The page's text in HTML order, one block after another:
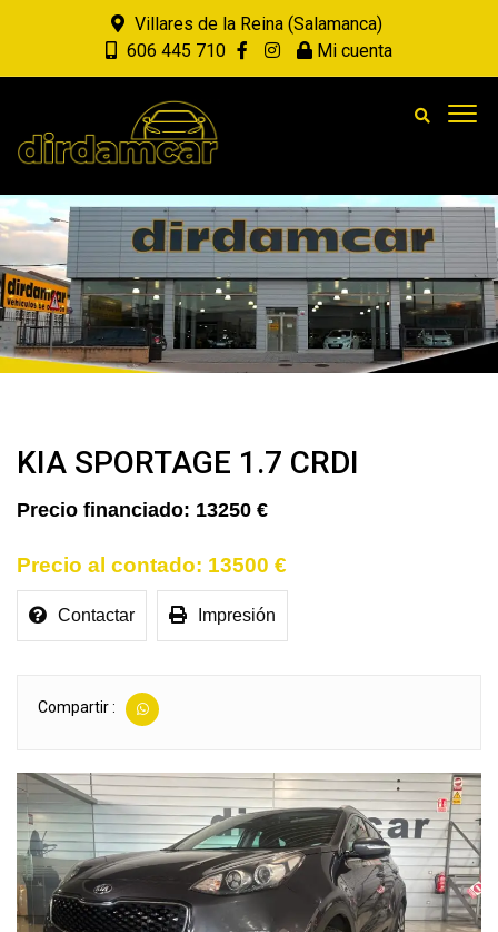
Villares de la Reina (Salamanca)
606 445 710
Mi cuenta
KIA SPORTAGE 1.7 CRDI
13250 €
13500 €
Contactar Impresión
Compartir :